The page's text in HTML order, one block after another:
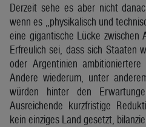
Derzeit sehe es aber nicht
wenn es „physikalisch und
eine gigantische Lücke zwischen
Erfreulich sei, dass sich Staaten
oder Argentinien ambitioniertere
Andere wiederum, unter
würden hinter den
Ausreichende kurzfristige
kein einziges Land gesetzt,